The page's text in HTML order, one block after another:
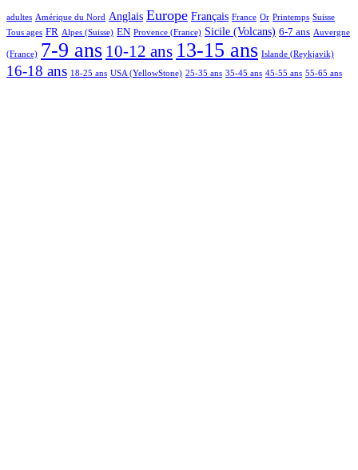
4/47
adultes
6/47 Amérique du Nord
20/47 Anglais
27/47 Europe
18/47 Français
7/47 France
2/47 Or
4/47 Printemps
4/47 Suisse
3/47
Tous ages
16/47 FR
4/47 Alpes (Suisse)
16/47 EN
2/47 Provence (France)
17/47 Sicile (Volcans)
15/47 6-7 ans
5/47 Auvergne
(France) 7-9 ans 10-12 ans 13-15 ans Islande (Reykjavik)
16-18 ans
7/47 18-25 ans
7/47 USA (YellowStone)
7/47 25-35 ans
7/47 35-45 ans
7/47 45-55 ans
7/47 55-65 ans